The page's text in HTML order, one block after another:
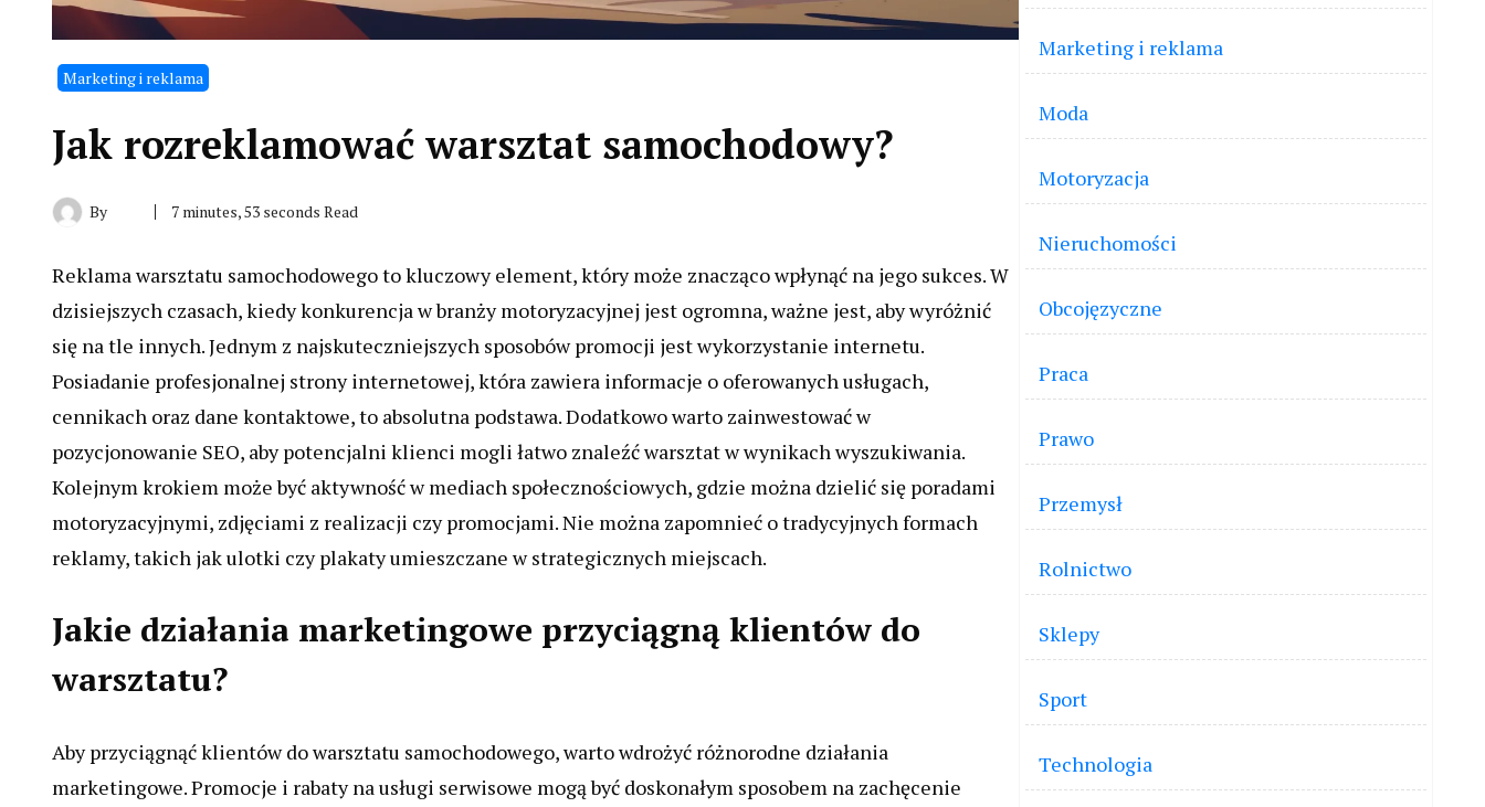
Marketing i reklama
Jak rozreklamować warsztat samochodowy?
By 7 minutes, 53 seconds Read
Reklama warsztatu samochodowego to kluczowy element, który może znacząco wpłynąć na jego sukces. W
dzisiejszych czasach, kiedy konkurencja w branży motoryzacyjnej jest ogromna, ważne jest, aby wyróżnić
się na tle innych. Jednym z najskuteczniejszych sposobów promocji jest wykorzystanie internetu.
Posiadanie profesjonalnej strony internetowej, która zawiera informacje o oferowanych usługach,
cennikach oraz dane kontaktowe, to absolutna podstawa. Dodatkowo warto zainwestować w
pozycjonowanie SEO, aby potencjalni klienci mogli łatwo znaleźć warsztat w wynikach wyszukiwania.
Kolejnym krokiem może być aktywność w mediach społecznościowych, gdzie można dzielić się poradami
motoryzacyjnymi, zdjęciami z realizacji czy promocjami. Nie można zapomnieć o tradycyjnych formach
reklamy, takich jak ulotki czy plakaty umieszczane w strategicznych miejscach.
Jakie działania marketingowe przyciągną klientów do
warsztatu?
Aby przyciągnąć klientów do warsztatu samochodowego, warto wdrożyć różnorodne działania
marketingowe. Promocje i rabaty na usługi serwisowe mogą być doskonałym sposobem na zachęcenie
Marketing i reklama
Moda
Motoryzacja
Nieruchomości
Obcojęzyczne
Praca
Prawo
Przemysł
Rolnictwo
Sklepy
Sport
Technologia